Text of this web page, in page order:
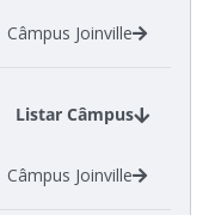
Câmpus Joinville
Listar Câmpus
Câmpus Joinville